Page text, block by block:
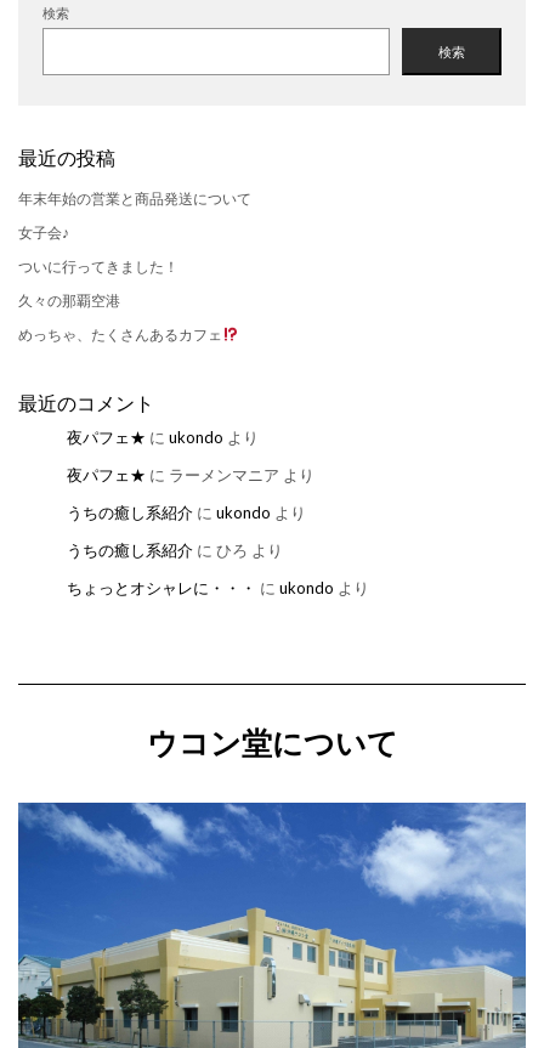
検索
検索
最近の投稿
年末年始の営業と商品発送について
女子会♪
ついに行ってきました！
久々の那覇空港
めっちゃ、たくさんあるカフェ
最近のコメント
夜パフェ★ に ukondo より
夜パフェ★ に ラーメンマニア より
うちの癒し系紹介 に ukondo より
うちの癒し系紹介 に ひろ より
ちょっとオシャレに・・・ に ukondo より
ウコン堂について